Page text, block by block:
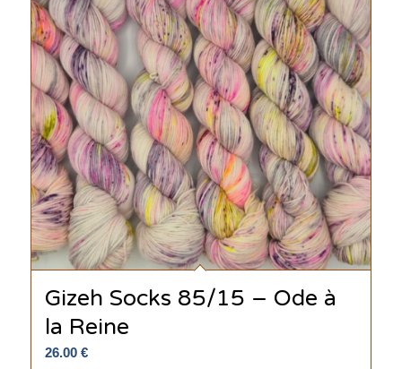
Gizeh Socks 85/15 – Ode à
la Reine
26.00 €